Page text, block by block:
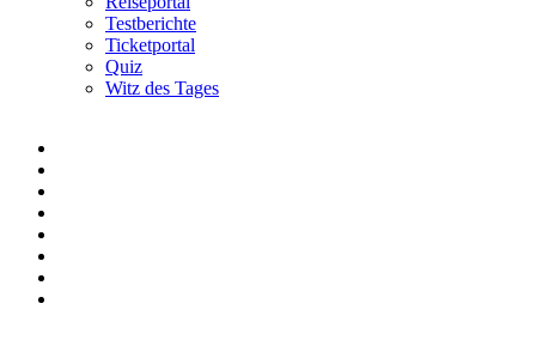
Testberichte
Ticketportal
Quiz
Witz des Tages